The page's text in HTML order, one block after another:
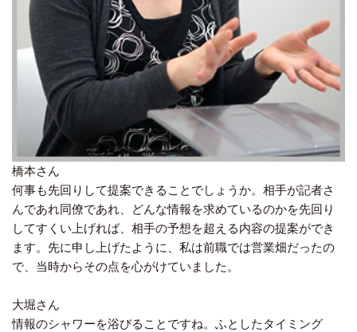
橋本さん
何事も先回りして提案できることでしょうか。相手が記者さ
んであれ同僚であれ、どんな情報を求めているのかを先回り
してすくい上げれば、相手の予想を超える内容の提案ができ
ます。先に申し上げたように、私は前職では営業畑だったの
で、当時からその点を心がけていました。
大堀さん
情報のシャワーを浴びることですね。ふとしたタイミング